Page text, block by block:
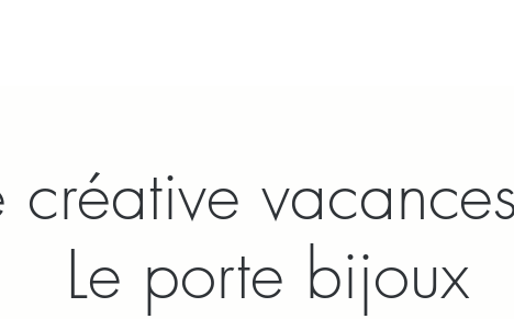
créative
Le porte bijoux